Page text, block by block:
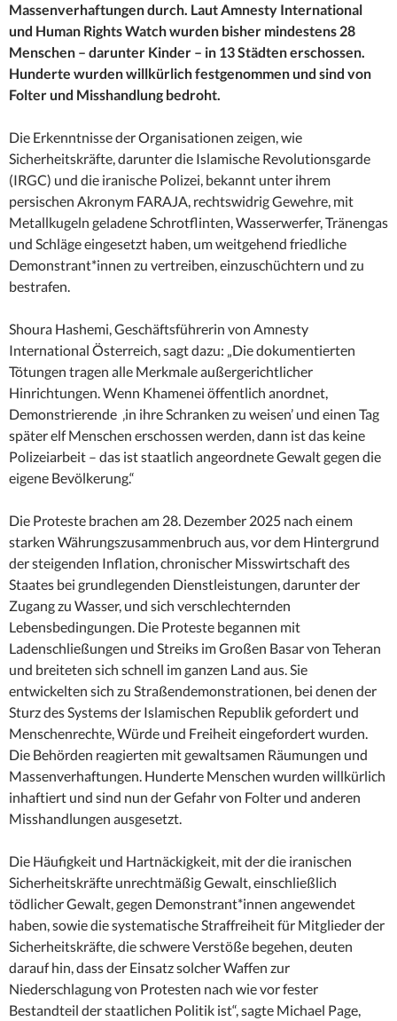
Massenverhaftungen durch. Laut Amnesty International
und Human Rights Watch wurden bisher mindestens 28
Menschen – darunter Kinder – in 13 Städten erschossen.
Hunderte wurden willkürlich festgenommen und sind von
Folter und Misshandlung bedroht.
Die Erkenntnisse der Organisationen zeigen, wie
Sicherheitskräfte, darunter die Islamische Revolutionsgarde
(IRGC) und die iranische Polizei, bekannt unter ihrem
persischen Akronym FARAJA, rechtswidrig Gewehre, mit
Metallkugeln geladene Schrotflinten, Wasserwerfer, Tränengas
und Schläge eingesetzt haben, um weitgehend friedliche
Demonstrant*innen zu vertreiben, einzuschüchtern und zu
bestrafen.
Shoura Hashemi, Geschäftsführerin von Amnesty
International Österreich, sagt dazu: „Die dokumentierten
Tötungen tragen alle Merkmale außergerichtlicher
Hinrichtungen. Wenn Khamenei öffentlich anordnet,
Demonstrierende ‚in ihre Schranken zu weisen’ und einen Tag
später elf Menschen erschossen werden, dann ist das keine
Polizeiarbeit – das ist staatlich angeordnete Gewalt gegen die
eigene Bevölkerung.“
Die Proteste brachen am 28. Dezember 2025 nach einem
starken Währungszusammenbruch aus, vor dem Hintergrund
der steigenden Inflation, chronischer Misswirtschaft des
Staates bei grundlegenden Dienstleistungen, darunter der
Zugang zu Wasser, und sich verschlechternden
Lebensbedingungen. Die Proteste begannen mit
Ladenschließungen und Streiks im Großen Basar von Teheran
und breiteten sich schnell im ganzen Land aus. Sie
entwickelten sich zu Straßendemonstrationen, bei denen der
Sturz des Systems der Islamischen Republik gefordert und
Menschenrechte, Würde und Freiheit eingefordert wurden.
Die Behörden reagierten mit gewaltsamen Räumungen und
Massenverhaftungen. Hunderte Menschen wurden willkürlich
inhaftiert und sind nun der Gefahr von Folter und anderen
Misshandlungen ausgesetzt.
Die Häufigkeit und Hartnäckigkeit, mit der die iranischen
Sicherheitskräfte unrechtmäßig Gewalt, einschließlich
tödlicher Gewalt, gegen Demonstrant*innen angewendet
haben, sowie die systematische Straffreiheit für Mitglieder der
Sicherheitskräfte, die schwere Verstöße begehen, deuten
darauf hin, dass der Einsatz solcher Waffen zur
Niederschlagung von Protesten nach wie vor fester
Bestandteil der staatlichen Politik ist“, sagte Michael Page,